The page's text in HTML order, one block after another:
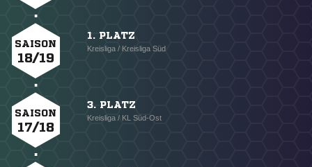
SAISON
18/19
1. PLATZ
Kreisliga / Kreisliga Süd
SAISON
17/18
3. PLATZ
Kreisliga / KL Süd-Ost